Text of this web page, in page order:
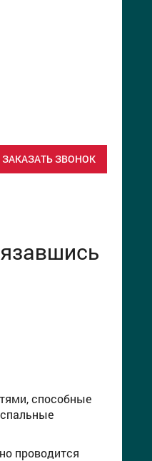
ЗАКАЗАТЬ ЗВОНОК
способные
проводится